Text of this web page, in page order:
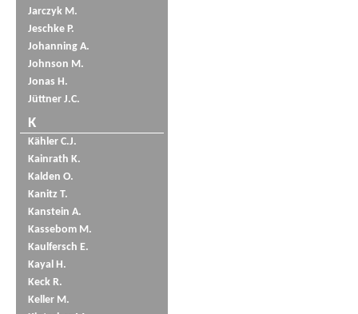
Jarczyk M.
Jeschke P.
Johanning A.
Johnson M.
Jonas H.
Jüttner J.C.
K
Kähler C.J.
Kainrath K.
Kalden O.
Kanitz T.
Kanstein A.
Kassebom M.
Kaulfersch E.
Kayal H.
Keck R.
Keller M.